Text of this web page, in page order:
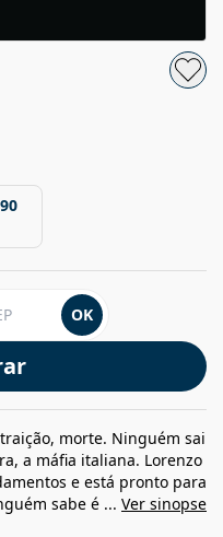
OK
morte. Ninguém sai
a máfia italiana. Lorenzo
e está pronto para
sabe é ... Ver sinopse